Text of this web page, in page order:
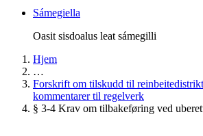
Sámegiella
Oasit sisdoalus leat sámegilli
Hjem
…
Forskrift om tilskudd til
kommentarer til regelverk
§ 3-4 Krav om tilbakeføring ved